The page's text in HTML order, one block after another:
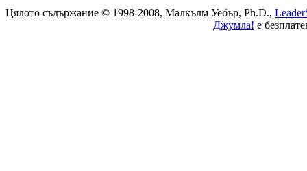
Цялото съдържание © 1998-2008, Малкълм Уебър, Ph.D.,
Джумла! е